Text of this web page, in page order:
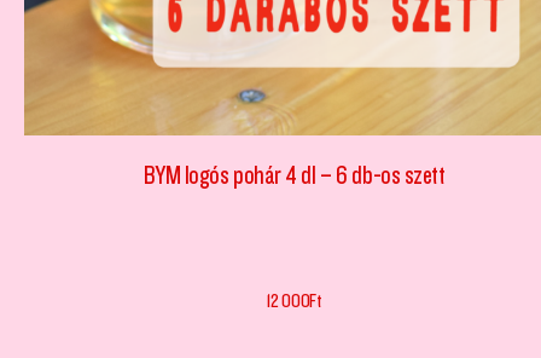
BYM logós pohár 4 dl – 6 db-os szett
12 000Ft